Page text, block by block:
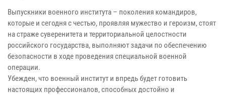
Выпускники военного института – поколения командиров,
которые и сегодня с честью, проявляя мужество и героизм, стоят
на страже суверенитета и территориальной целостности
российского государства, выполняют задачи по обеспечению
безопасности в ходе проведения специальной военной
операции.
Убежден, что военный институт и впредь будет готовить
настоящих профессионалов, способных достойно и